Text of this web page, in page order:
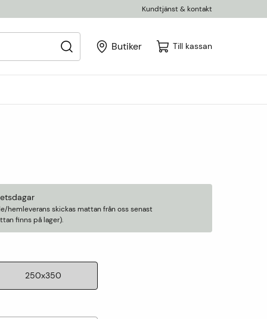
Kundtjänst & kontakt
Butiker Till kassan
hemleverans skickas mattan från oss senast
finns på lager).
250x350